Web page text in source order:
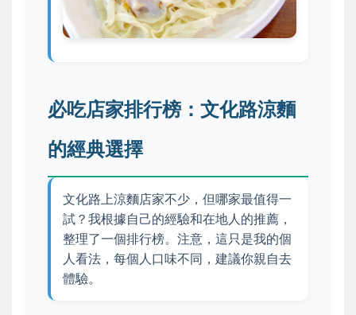
必吃店家排行榜：文化路涼麵
的經典選擇
文化路上涼麵店家不少，但哪家最值得一
試？我根據自己的經驗和在地人的推薦，
整理了一個排行榜。注意，這只是我的個
人看法，每個人口味不同，建議你親自去
體驗。